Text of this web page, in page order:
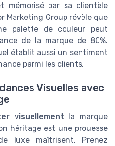
mémorisé par sa clientèle
Marketing Group révèle que
palette de couleur peut
de la marque de 80%.
établit aussi un sentiment
parmi les clients.
Visuelles avec
visuellement la marque
héritage est une prouesse
luxe maîtrisent. Prenez